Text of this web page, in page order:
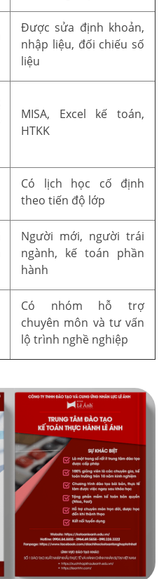
Được sửa định khoản,
nhập liệu, đối chiếu số
liệu
MISA, Excel kế toán,
HTKK
Có lịch học cố định
theo tiến độ lớp
Người mới, người trái
ngành, kế toán phần
hành
Có nhóm hỗ trợ
chuyên môn và tư vấn
lộ trình nghề nghiệp